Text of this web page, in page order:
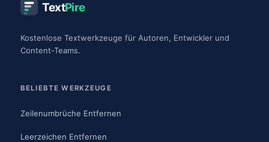
TextPire
Kostenlose Textwerkzeuge für Autoren, Entwickler und
Content-Teams.
BELIEBTE WERKZEUGE
Zeilenumbrüche Entfernen
Leerzeichen Entfernen